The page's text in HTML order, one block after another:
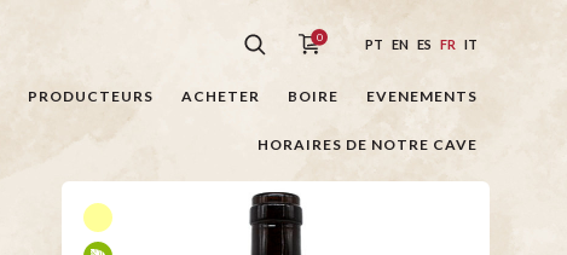
0 PT EN ES FR IT
PRODUCTEURS ACHETER BOIRE EVENEMENTS
HORAIRES DE NOTRE CAVE